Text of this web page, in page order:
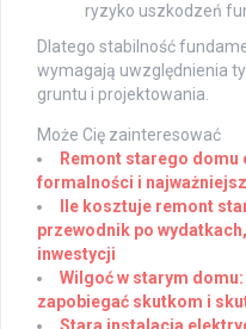
ryzyko uszkodzeń
Dlatego stabilność
wymagają uwzględnienia
gruntu i projektowania.
Może Cię zainteresować
Remont starego
formalności i
Ile kosztuje remont
przewodnik po
inwestycji
Wilgoć w starym
zapobiegać skutkom i